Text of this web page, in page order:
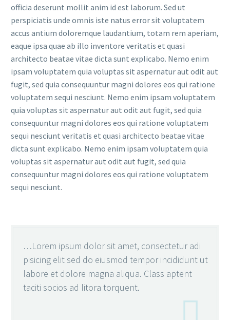
officia deserunt mollit anim id est laborum. Sed ut
perspiciatis unde omnis iste natus error sit voluptatem
accus antium doloremque laudantium, totam rem aperiam,
eaque ipsa quae ab illo inventore veritatis et quasi
architecto beatae vitae dicta sunt explicabo. Nemo enim
ipsam voluptatem quia voluptas sit aspernatur aut odit aut
fugit, sed quia consequuntur magni dolores eos qui ratione
voluptatem sequi nesciunt. Nemo enim ipsam voluptatem
quia voluptas sit aspernatur aut odit aut fugit, sed quia
consequuntur magni dolores eos qui ratione voluptatem
sequi nesciunt veritatis et quasi architecto beatae vitae
dicta sunt explicabo. Nemo enim ipsam voluptatem quia
voluptas sit aspernatur aut odit aut fugit, sed quia
consequuntur magni dolores eos qui ratione voluptatem
sequi nesciunt.
…Lorem ipsum dolor sit amet, consectetur adi
pisicing elit sed do eiusmod tempor incididunt ut
labore et dolore magna aliqua. Class aptent
taciti socios ad litora torquent.